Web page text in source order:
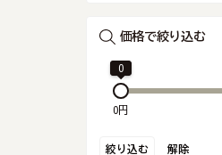
価格で絞り込む
0円
0
0
絞り込む 解除